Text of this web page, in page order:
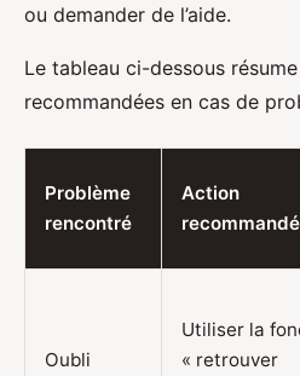
ou demander de l’aide.
Le tableau ci-dessous
recommandées en cas de
Problème
rencontré
Action
Oubli
Utiliser la
« retrouver